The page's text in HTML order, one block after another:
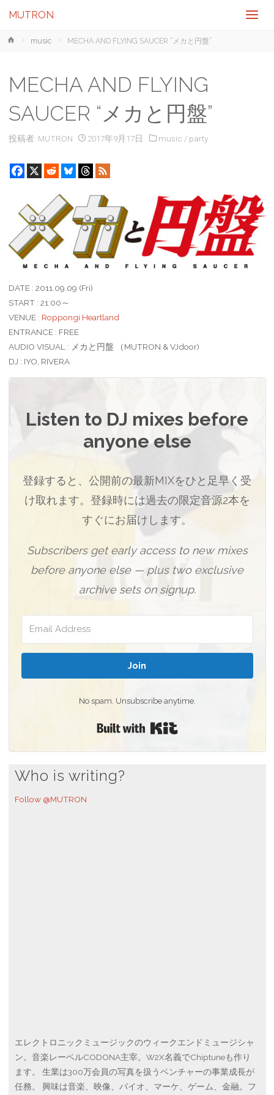
MUTRON
ホ
music MECHA AND FLYING SAUCER “メカと円盤”
MECHA AND FLYING
SAUCER “メカと円盤”
投稿者: MUTRON 2017年9月17日 music / party
DATE : 2011.09.09 (Fri)
START : 21:00～
VENUE : Roppongi Heartland
ENTRANCE : FREE
AUDIO VISUAL : メカと円盤 （MUTRON & VJdoor)
DJ : IYO, RIVERA
Listen to DJ mixes before
anyone else
登録すると、公開前の最新MIXをひと足早く受
け取れます。登録時には過去の限定音源2本を
すぐにお届けします。
Subscribers get early access to new mixes
before anyone else — plus two exclusive
archive sets on signup.
Join
No spam. Unsubscribe anytime.
Who is writing?
Follow @MUTRON
エレクトロニックミュージックのウィークエンドミュージシャ
ン。音楽レーベルCODONA主宰。W2X名義でChiptuneも作り
ます。 生業は300万会員の写真を扱うベンチャーの事業成長が
任務。 興味は音楽、映像、バイオ、マーケ、ゲーム、金融。フ